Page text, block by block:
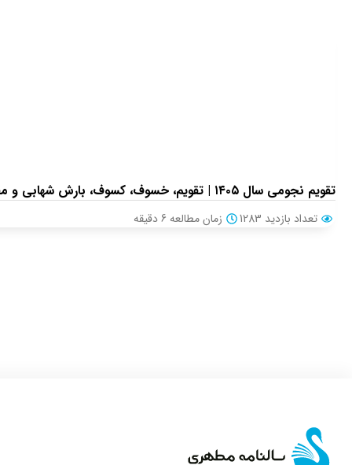
تقویم نجومی سال ۱۴۰۵ | تقویم، خسوف، کسوف، بارش شهابی و مقارنه‌های سیارات
تعداد بازدید 1283 زمان مطالعه 6دقیقه